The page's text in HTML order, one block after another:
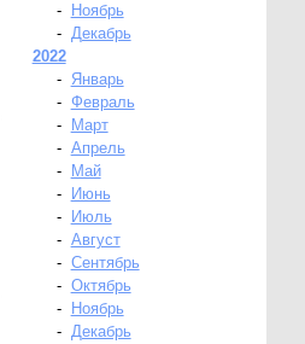
-
Ноябрь
- Декабрь
2022
-
Январь
- Февраль
-
Март
- Апрель
-
Май
-
Июнь
-
Июль
- Август
- Сентябрь
- Октябрь
-
Ноябрь
- Декабрь